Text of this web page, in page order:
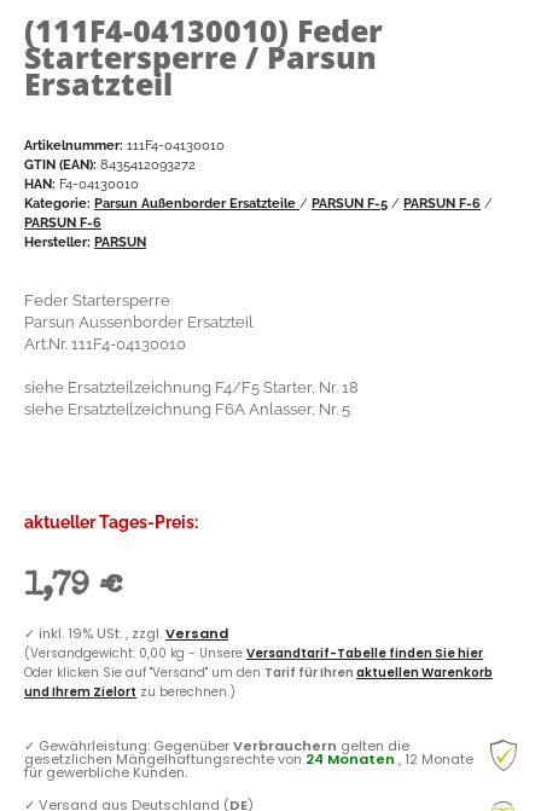
(111F4-04130010) Feder
Startersperre / Parsun
Ersatzteil
Artikelnummer: 111F4-04130010
GTIN (EAN): 8435412093272
HAN: F4-04130010
Kategorie: Parsun Außenborder Ersatzteile / PARSUN F-5 / PARSUN F-6 /
PARSUN F-6
Hersteller: PARSUN
Feder Startersperre
Parsun Aussenborder Ersatzteil
Art.Nr. 111F4-04130010
siehe Ersatzteilzeichnung F4/F5 Starter, Nr. 18
siehe Ersatzteilzeichnung F6A Anlasser, Nr. 5
aktueller Tages-Preis:
1,79 €
✓ inkl. 19% USt. , zzgl.Versand
(Versandgewicht: 0,00 kg - Unsere Versandtarif-Tabelle finden Sie hier.
Oder klicken Sie auf "Versand" um den Tarif für Ihren aktuellen Warenkorb
und Ihrem Zielort zu berechnen.)
✓ Gewährleistung: GegenüberVerbrauchern gelten die
gesetzlichen Mängelhaftungsrechte von 24 Monaten , 12 Monate
für gewerbliche Kunden.
✓ Versand aus Deutschland (DE)